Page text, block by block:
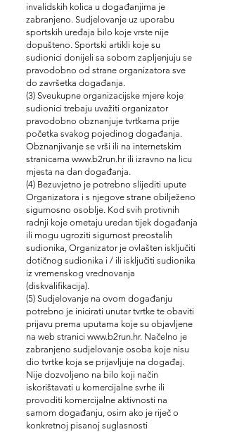
invalidskih kolica u događanjima je
zabranjeno. Sudjelovanje uz uporabu
sportskih uređaja bilo koje vrste nije
dopušteno. Sportski artikli koje su
sudionici donijeli sa sobom zapljenjuju se
pravodobno od strane organizatora sve
do završetka događanja.
(3) Sveukupne organizacijske mjere koje
sudionici trebaju uvažiti organizator
pravodobno obznanjuje tvrtkama prije
početka svakog pojedinog događanja.
Obznanjivanje se vrši ili na internetskim
stranicama www.b2run.hr ili izravno na licu
mjesta na dan događanja.
(4) Bezuvjetno je potrebno slijediti upute
Organizatora i s njegove strane obilježeno
sigurnosno osoblje. Kod svih protivnih
radnji koje ometaju uredan tijek događanja
ili mogu ugroziti sigurnost preostalih
sudionika, Organizator je ovlašten isključiti
dotičnog sudionika i / ili isključiti sudionika
iz vremenskog vrednovanja
(diskvalifikacija).
(5) Sudjelovanje na ovom događanju
potrebno je inicirati unutar tvrtke te obaviti
prijavu prema uputama koje su objavljene
na web stranici www.b2run.hr. Načelno je
zabranjeno sudjelovanje osoba koje nisu
dio tvrtke koja se prijavljuje na događaj.
Nije dozvoljeno na bilo koji način
iskorištavati u komercijalne svrhe ili
provoditi komercijalne aktivnosti na
samom događanju, osim ako je riječ o
konkretnoj pisanoj suglasnosti